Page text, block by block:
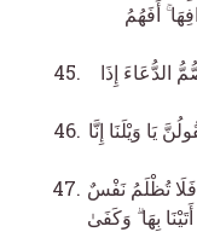
أَفَهُمُ
الدُّعَاءَ إِذَا
يَا وَيْلَنَا إِنَّا
فَلَا تُظْلَمُ نَفْسٌ
بِهَا ۗ وَكَفَىٰ